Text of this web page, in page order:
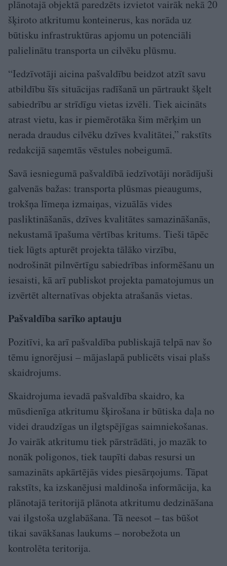
plānotajā objektā paredzēts izvietot vairāk nekā 20
šķiroto atkritumu konteinerus, kas norāda uz
būtisku infrastruktūras apjomu un potenciāli
palielinātu transporta un cilvēku plūsmu.
“Iedzīvotāji aicina pašvaldību beidzot atzīt savu
atbildību šīs situācijas radīšanā un pārtraukt šķelt
sabiedrību ar strīdīgu vietas izvēli. Tiek aicināts
atrast vietu, kas ir piemērotāka šim mērķim un
nerada draudus cilvēku dzīves kvalitātei,” rakstīts
redakcijā saņemtās vēstules nobeigumā.
Savā iesniegumā pašvaldībā iedzīvotāji norādījuši
galvenās bažas: transporta plūsmas pieaugums,
trokšņa līmeņa izmaiņas, vizuālās vides
pasliktināšanās, dzīves kvalitātes samazināšanās,
nekustamā īpašuma vērtības kritums. Tieši tāpēc
tiek lūgts apturēt projekta tālāko virzību,
nodrošināt pilnvērtīgu sabiedrības informēšanu un
iesaisti, kā arī publiskot projekta pamatojumus un
izvērtēt alternatīvas objekta atrašanās vietas.
Pašvaldība sarīko aptauju
Pozitīvi, ka arī pašvaldība publiskajā telpā nav šo
tēmu ignorējusi – mājaslapā publicēts visai plašs
skaidrojums.
Skaidrojuma ievadā pašvaldība skaidro, ka
mūsdienīga atkritumu šķirošana ir būtiska daļa no
videi draudzīgas un ilgtspējīgas saimniekošanas.
Jo vairāk atkritumu tiek pārstrādāti, jo mazāk to
nonāk poligonos, tiek taupīti dabas resursi un
samazināts apkārtējās vides piesārņojums. Tāpat
rakstīts, ka izskanējusi maldinoša informācija, ka
plānotajā teritorijā plānota atkritumu dedzināšana
vai ilgstoša uzglabāšana. Tā neesot – tas būšot
tikai savākšanas laukums – norobežota un
kontrolēta teritorija.